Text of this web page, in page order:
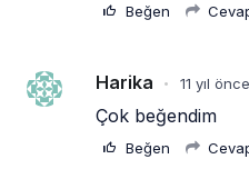
Beğen
Harika • 11 yıl önce
Çok beğendim
Beğen